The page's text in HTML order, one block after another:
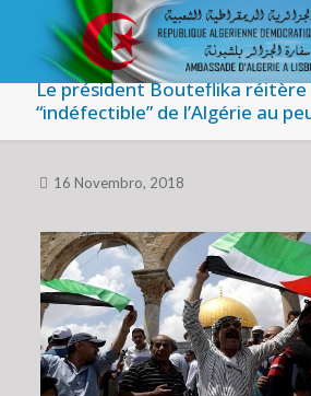
Le président Bouteflika
“indéfectible” de l’Algérie au
16 Novembro, 2018